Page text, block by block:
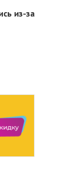
из-за